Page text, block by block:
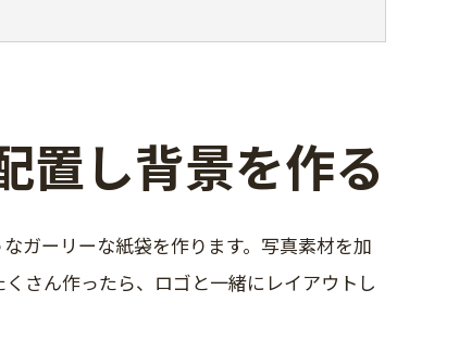
置し背景を作る
ガーリーな紙袋を作ります。写真素材を加
さん作ったら、ロゴと一緒にレイアウトし